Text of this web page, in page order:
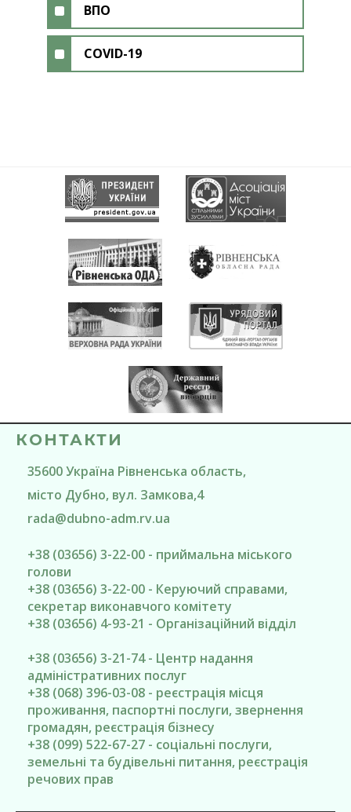
ВПО
COVID-19
КОНТАКТИ
35600Україна Рівненська область,
місто Дубно, вул. Замкова,4
rada@dubno-adm.rv.ua
+38 (03656) 3-22-00 - приймальна міського
голови
+38 (03656) 3-22-00 - Керуючий справами,
секретар виконавчого комітету
+38 (03656) 4-93-21 - Організаційний відділ
+38 (03656) 3-21-74 - Центр надання
адміністративних послуг
+38 (068) 396-03-08 - реєстрація місця
проживання, паспортні послуги, звернення
громадян, реєстрація бізнесу
+38 (099) 522-67-27 - соціальні послуги,
земельні та будівельні питання, реєстрація
речових прав